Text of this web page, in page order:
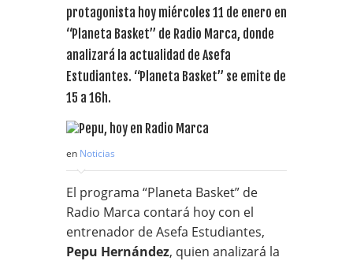
protagonista hoy miércoles 11 de enero en
“Planeta Basket” de Radio Marca, donde
analizará la actualidad de Asefa
Estudiantes. “Planeta Basket” se emite de
15 a 16h.
en Noticias
El programa “Planeta Basket” de
Radio Marca contará hoy con el
entrenador de Asefa Estudiantes,
Pepu Hernández, quien analizará la